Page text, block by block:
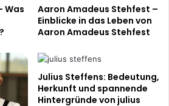
Was
Aaron Amadeus Stehfest –
Einblicke in das Leben von
Aaron Amadeus Stehfest
Julius Steffens: Bedeutung,
Herkunft und spannende
Hintergründe von julius